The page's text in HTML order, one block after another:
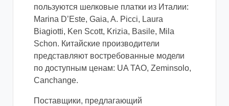
пользуются шелковые платки из Италии:
Marina D’Este, Gaia, A. Picci, Laura
Biagiotti, Ken Scott, Krizia, Basile, Mila
Schon. Китайские производители
представляют востребованные модели
по доступным ценам: UA TAO, Zeminsolo,
Canchange.
Поставщики, предлагающий